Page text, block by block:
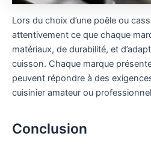
Lors du choix d’une poêle ou
attentivement ce que chaque
matériaux, de durabilité, et
cuisson. Chaque marque
peuvent répondre à des
cuisinier amateur ou
Conclusion